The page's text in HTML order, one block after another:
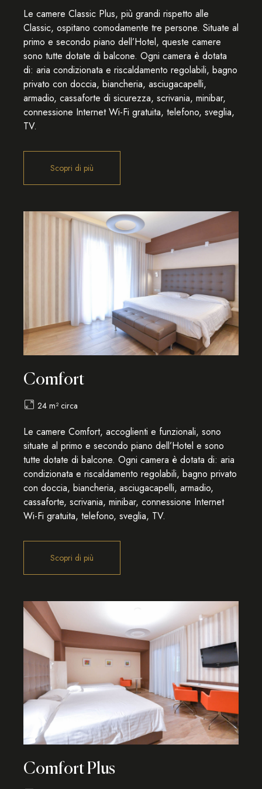
Le camere Classic Plus, più grandi rispetto alle
Classic, ospitano comodamente tre persone. Situate al
primo e secondo piano dell’Hotel, queste camere
sono tutte dotate di balcone. Ogni camera è dotata
di: aria condizionata e riscaldamento regolabili, bagno
privato con doccia, biancheria, asciugacapelli,
armadio, cassaforte di sicurezza, scrivania, minibar,
connessione Internet Wi-Fi gratuita, telefono, sveglia,
TV.
Comfort
24 m² circa
Le camere Comfort, accoglienti e funzionali, sono
situate al primo e secondo piano dell’Hotel e sono
tutte dotate di balcone. Ogni camera è dotata di: aria
condizionata e riscaldamento regolabili, bagno privato
con doccia, biancheria, asciugacapelli, armadio,
cassaforte, scrivania, minibar, connessione Internet
Wi-Fi gratuita, telefono, sveglia, TV.
Comfort Plus